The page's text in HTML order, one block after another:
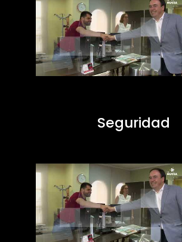
Seguridad